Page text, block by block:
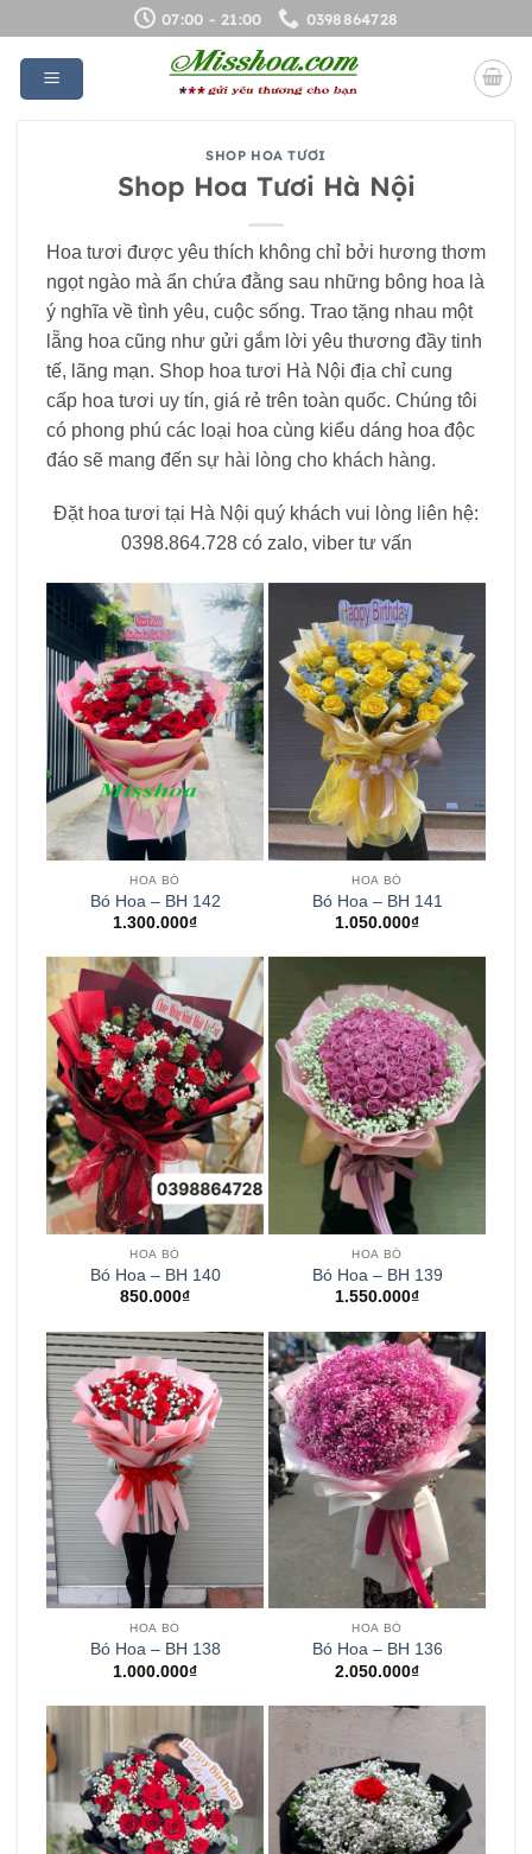
qua
dung
07:00 - 21:00 0398864728
SHOP HOA TƯƠI
Shop Hoa Tươi Hà Nội
Hoa tươi được yêu thích không chỉ bởi hương thơm
ngọt ngào mà ẩn chứa đằng sau những bông hoa là
ý nghĩa về tình yêu, cuộc sống. Trao tặng nhau một
lẵng hoa cũng như gửi gắm lời yêu thương đầy tinh
tế, lãng mạn. Shop hoa tươi Hà Nội địa chỉ cung
cấp hoa tươi uy tín, giá rẻ trên toàn quốc. Chúng tôi
có phong phú các loại hoa cùng kiểu dáng hoa độc
đáo sẽ mang đến sự hài lòng cho khách hàng.
Đặt hoa tươi tại Hà Nội quý khách vui lòng liên hệ:
0398.864.728 có zalo, viber tư vấn
HOA BÓ
Bó Hoa – BH 142
1.300.000₫
HOA BÓ
Bó Hoa – BH 141
1.050.000₫
HOA BÓ
Bó Hoa – BH 140
850.000₫
HOA BÓ
Bó Hoa – BH 139
1.550.000₫
HOA BÓ
Bó Hoa – BH 138
1.000.000₫
HOA BÓ
Bó Hoa – BH 136
2.050.000₫